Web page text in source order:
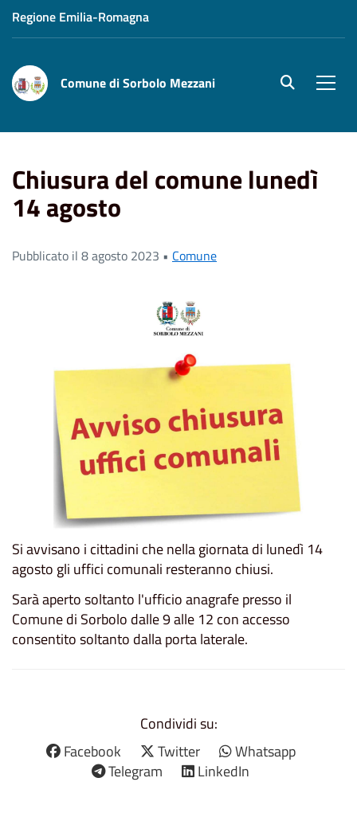
Regione Emilia-Romagna
Comune di Sorbolo Mezzani site.searc
Chiusura del comune lunedì
14 agosto
Pubblicato il 8 agosto 2023 • Comune
Si avvisano i cittadini che nella giornata di lunedì 14
agosto gli uffici comunali resteranno chiusi.
Sarà aperto soltanto l'ufficio anagrafe presso il
Comune di Sorbolo dalle 9 alle 12 con accesso
consentito soltanto dalla porta laterale.
Condividi su:
Facebook
Twitter
Whatsapp
Telegram
LinkedIn